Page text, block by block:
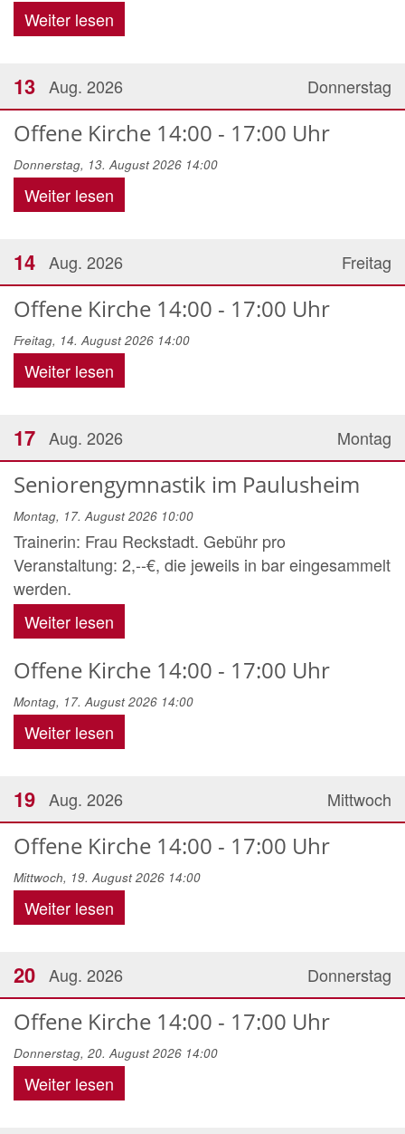
Weiter lesen
Donnerstag
13 Aug. 2026
Offene Kirche 14:00 - 17:00 Uhr
Donnerstag, 13. August 2026 14:00
Weiter lesen
Freitag
14 Aug. 2026
Offene Kirche 14:00 - 17:00 Uhr
Freitag, 14. August 2026 14:00
Weiter lesen
Montag
17 Aug. 2026
Seniorengymnastik im Paulusheim
Montag, 17. August 2026 10:00
Trainerin: Frau Reckstadt. Gebühr pro
Veranstaltung: 2,--€, die jeweils in bar eingesammelt
werden.
Weiter lesen
Offene Kirche 14:00 - 17:00 Uhr
Montag, 17. August 2026 14:00
Weiter lesen
Mittwoch
19 Aug. 2026
Offene Kirche 14:00 - 17:00 Uhr
Mittwoch, 19. August 2026 14:00
Weiter lesen
Donnerstag
20 Aug. 2026
Offene Kirche 14:00 - 17:00 Uhr
Donnerstag, 20. August 2026 14:00
Weiter lesen